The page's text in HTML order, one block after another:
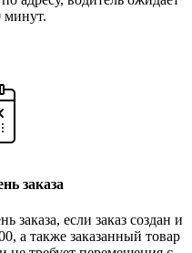
минут.
заказа
если заказ создан и
а также заказанный товар